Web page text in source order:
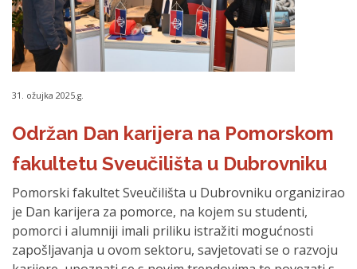
31. ožujka 2025.g.
Održan Dan karijera na Pomorskom
fakultetu Sveučilišta u Dubrovniku
Pomorski fakultet Sveučilišta u Dubrovniku organizirao
je Dan karijera za pomorce, na kojem su studenti,
pomorci i alumniji imali priliku istražiti mogućnosti
zapošljavanja u ovom sektoru, savjetovati se o razvoju